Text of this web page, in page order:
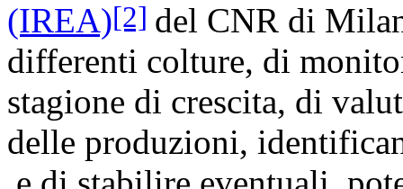
(IREA)[2] del CNR di
differenti colture, di
stagione di crescita, di
delle produzioni,